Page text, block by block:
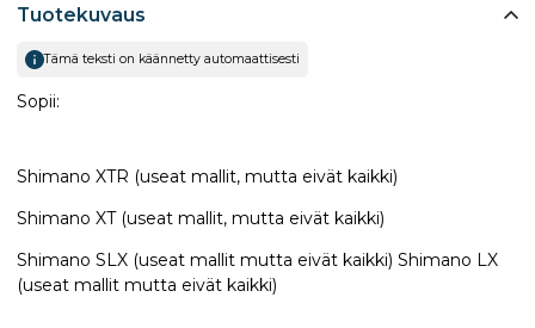
Tuotekuvaus
Tämä teksti on käännetty automaattisesti
Sopii:
Shimano XTR (useat mallit, mutta eivät kaikki)
Shimano XT (useat mallit, mutta eivät kaikki)
Shimano SLX (useat mallit mutta eivät kaikki) Shimano LX
(useat mallit mutta eivät kaikki)